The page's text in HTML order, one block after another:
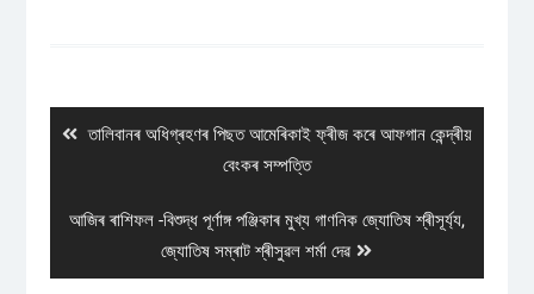
Previous
তালিবানৰ অধিগ্ৰহণৰ পিছত আমেৰিকাই ফ্ৰীজ কৰে আফগান কেন্দ্ৰীয়
বেংকৰ সম্পত্তি
Next
আজিৰ ৰাশিফল -বিশুদ্ধ পূৰ্ণাঙ্গ পঞ্জিকাৰ মুখ্য গাণনিক জ্যোতিষ শ্ৰীসূৰ্য্য,
জ্যোতিষ সম্ৰাট শ্ৰীসুৱল শৰ্মা দেৱ